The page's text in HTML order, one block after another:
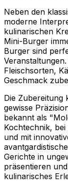
Neben den
moderne
kulinarischen
Mini-Burger
Burger sind
Fleischsorten,
Geschmack
Die Zubereitung
gewisse
bekannt als
Kochtechnik,
und mit
Gerichte in
präsentieren
kulinarisches